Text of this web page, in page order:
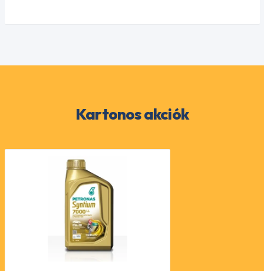
Kartonos akciók